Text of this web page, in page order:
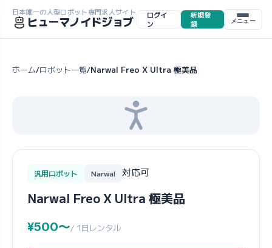
日本唯一の人型ロボット専門求人サイト
ヒューマノイドジョブ
ログイ
ン
新規登
録
メニュー
ホーム/ロボット一覧/Narwal Freo X Ultra 極美品
汎用ロボット Narwal 対応可
Narwal Freo X Ultra 極美品
¥500〜/ 1日レンタル